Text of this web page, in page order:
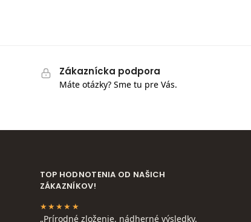
Zákaznícka podpora
Máte otázky? Sme tu pre Vás.
TOP HODNOTENIA OD NAŠICH
ZÁKAZNÍKOV!
★★★★★
„Prírodné zloženie, nádherné výsledky.